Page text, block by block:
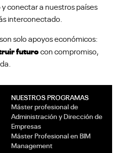
conectar a nuestros países
interconectado.
solo apoyos económicos:
futurocon compromiso,
NUESTROS PROGRAMAS
Máster profesional de
Administración y Dirección de
Empresas
Máster Profesional en BIM
Management